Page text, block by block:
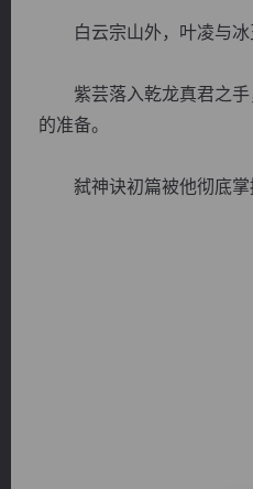
白云宗山外，叶凌与冰
紫芸落入乾龙真君之手
的准备。
弑神诀初篇被他彻底掌